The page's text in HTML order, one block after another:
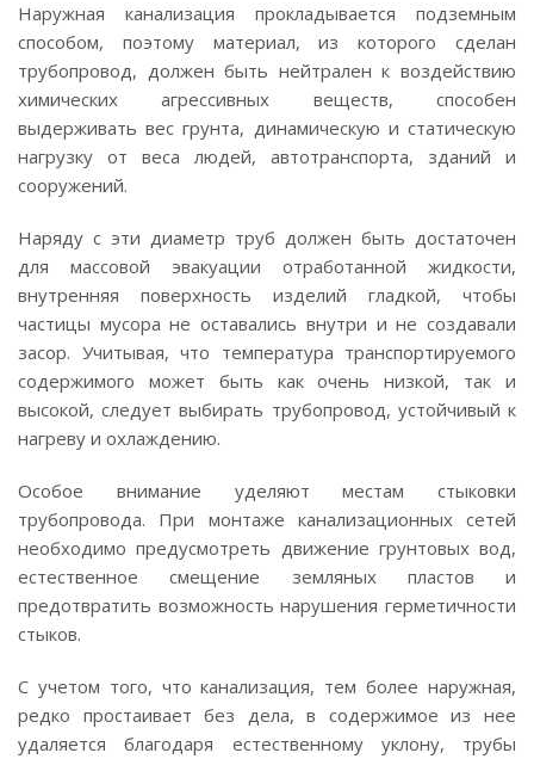
Наружная канализация прокладывается подземным
способом, поэтому материал, из которого сделан
трубопровод, должен быть нейтрален к воздействию
химических агрессивных веществ, способен
выдерживать вес грунта, динамическую и статическую
нагрузку от веса людей, автотранспорта, зданий и
сооружений.
Наряду с эти диаметр труб должен быть достаточен
для массовой эвакуации отработанной жидкости,
внутренняя поверхность изделий гладкой, чтобы
частицы мусора не оставались внутри и не создавали
засор. Учитывая, что температура транспортируемого
содержимого может быть как очень низкой, так и
высокой, следует выбирать трубопровод, устойчивый к
нагреву и охлаждению.
Особое внимание уделяют местам стыковки
трубопровода. При монтаже канализационных сетей
необходимо предусмотреть движение грунтовых вод,
естественное смещение земляных пластов и
предотвратить возможность нарушения герметичности
стыков.
С учетом того, что канализация, тем более наружная,
редко простаивает без дела, в содержимое из нее
удаляется благодаря естественному уклону, трубы